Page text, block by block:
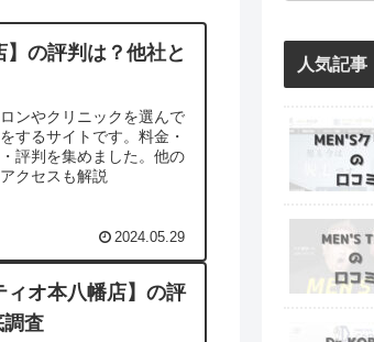
】の評判は？他社と
ンやクリニックを選んで
するサイトです。料金・
評判を集めました。他の
クセスも解説
2024.05.29
オ本八幡店】の評
調査
人気記事